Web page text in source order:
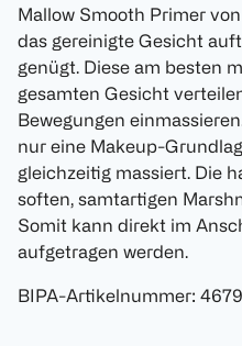
Mallow Smooth Primer
das gereinigte Gesicht
genügt. Diese am besten
gesamten Gesicht
Bewegungen
nur eine Makeup-
gleichzeitig massiert. Die
soften, samtartigen
Somit kann direkt im
aufgetragen werden.
BIPA-Artikelnummer: